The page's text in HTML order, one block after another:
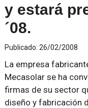
y estará
´08.
Publicado: 26/02/2008
La empresa
Mecasolar se ha
firmas de su sector
diseño y fabricación